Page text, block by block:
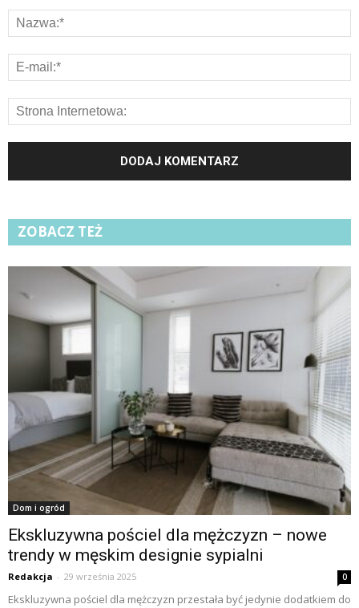
ZOBACZ TEŻ
Dom i ogród
Ekskluzywna pościel dla mężczyzn – nowe
trendy w męskim designie sypialni
Redakcja - 29 września 2025 0
Ekskluzywna pościel dla mężczyzn przestała być jedynie dodatkiem do